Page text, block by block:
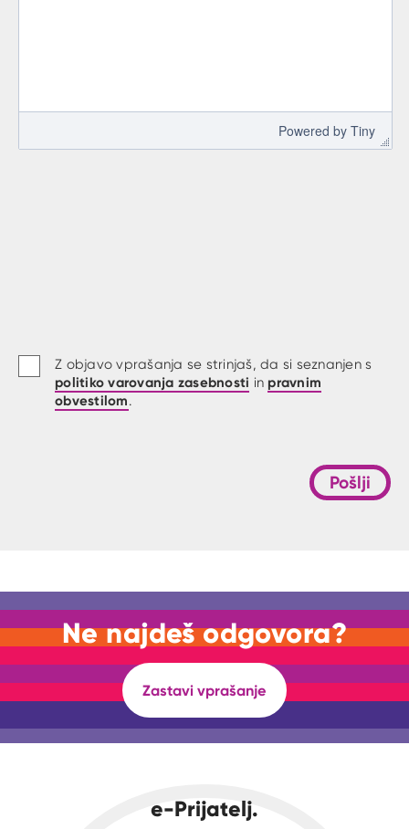
Powered by Tiny
Z objavo vprašanja se strinjaš, da si seznanjen s
politiko varovanja zasebnosti in pravnim
obvestilom.
Pošlji
Ne najdeš odgovora?
Zastavi vprašanje
e-Prijatelj.